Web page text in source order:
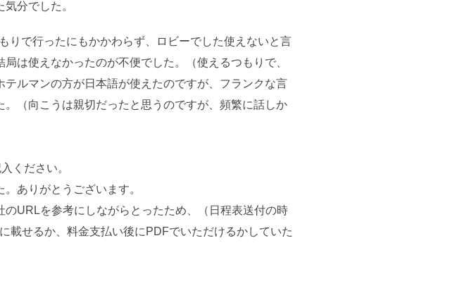
分でした。
りで行ったにもかかわらず、ロビーでした使えないと言
は使えなかったのが不便でした。（使えるつもりで、
ルマンの方が日本語が使えたのですが、フランクな言
（向こうは親切だったと思うのですが、頻繁に話しか
ください。
ありがとうございます。
URLを参考にしながらとったため、（日程表送付の時
載せるか、料金支払い後にPDFでいただけるかしていた